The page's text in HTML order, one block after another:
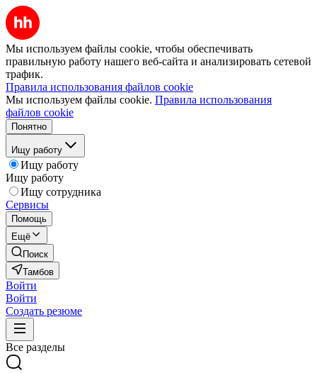
Мы используем файлы cookie, чтобы обеспечивать
правильную работу нашего веб-сайта и анализировать сетевой
трафик.
Правила использования файлов cookie
Мы используем файлы cookie. Правила использования
файлов cookie
Понятно
Ищу работу
Ищу работу
Ищу работу
Ищу сотрудника
Сервисы
Помощь
Ещё
Поиск
Тамбов
Войти
Войти
Создать резюме
Все разделы